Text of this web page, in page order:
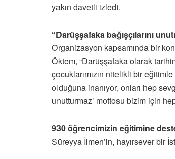
yakın davetli izledi.
“Darüşşafaka bağışçılarını
Organizasyon kapsamında bir
Öktem, “Darüşşafaka olarak
çocuklarımızın nitelikli bir
olduğuna inanıyor, onları hep
unutturmaz’ mottosu bizim için
930 öğrencimizin eğitimine
Süreyya İlmen’in, hayırsever bir